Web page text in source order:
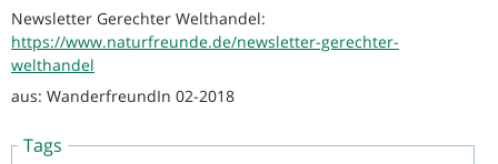
Newsletter Gerechter Welthandel:
https://www.naturfreunde.de/newsletter-gerechter-
welthandel
aus: WanderfreundIn 02-2018
Tags